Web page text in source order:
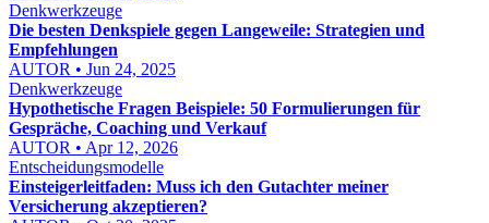
Denkwerkzeuge
Die besten Denkspiele gegen Langeweile: Strategien und
Empfehlungen
AUTOR • Jun 24, 2025
Denkwerkzeuge
Hypothetische Fragen Beispiele: 50 Formulierungen für
Gespräche, Coaching und Verkauf
AUTOR • Apr 12, 2026
Entscheidungsmodelle
Einsteigerleitfaden: Muss ich den Gutachter meiner
Versicherung akzeptieren?